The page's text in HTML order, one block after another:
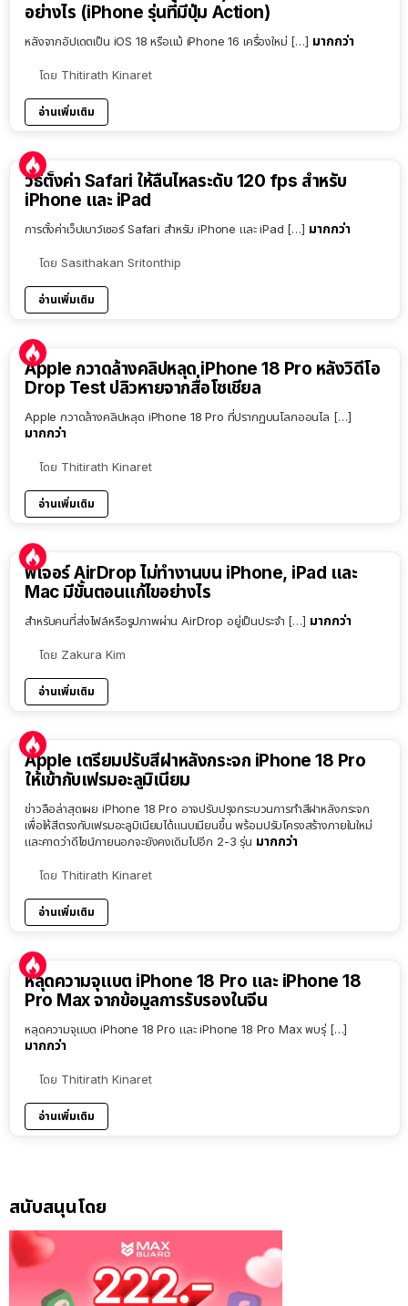
อย่างไร (iPhone รุ่นที่มีปุ่ม Action)
หลังจากอัปเดตเป็น iOS 18 หรือแม้ iPhone 16 เครื่องใหม่ […] มากกว่า
โดย Thitirath Kinaret
อ่านเพิ่มเติม
วิธีตั้งค่า Safari ให้ลื่นไหลระดับ 120 fps สำหรับ
iPhone และ iPad
การตั้งค่าเว็ปเบาว์เซอร์ Safari สำหรับ iPhone และ iPad […] มากกว่า
โดย Sasithakan Sritonthip
อ่านเพิ่มเติม
Apple กวาดล้างคลิปหลุด iPhone 18 Pro หลังวิดีโอ
Drop Test ปลิวหายจากสื่อโซเชียล
Apple กวาดล้างคลิปหลุด iPhone 18 Pro ที่ปรากฏบนโลกออนไล […]
มากกว่า
โดย Thitirath Kinaret
อ่านเพิ่มเติม
ฟีเจอร์ AirDrop ไม่ทำงานบน iPhone, iPad และ
Mac มีขั้นตอนแก้ไขอย่างไร
สำหรับคนที่ส่งไฟล์หรือรูปภาพผ่าน AirDrop อยู่เป็นประจำ […] มากกว่า
โดย Zakura Kim
อ่านเพิ่มเติม
Apple เตรียมปรับสีฝาหลังกระจก iPhone 18 Pro
ให้เข้ากับเฟรมอะลูมิเนียม
ข่าวลือล่าสุดเผย iPhone 18 Pro อาจปรับปรุงกระบวนการทำสีฝาหลังกระจก
เพื่อให้สีตรงกับเฟรมอะลูมิเนียมได้แนบเนียนขึ้น พร้อมปรับโครงสร้างภายในใหม่
และคาดว่าดีไซน์ภายนอกจะยังคงเดิมไปอีก 2-3 รุ่น มากกว่า
โดย Thitirath Kinaret
อ่านเพิ่มเติม
หลุดความจุแบต iPhone 18 Pro และ iPhone 18
Pro Max จากข้อมูลการรับรองในจีน
หลุดความจุแบต iPhone 18 Pro และ iPhone 18 Pro Max พบรุ่ […]
มากกว่า
โดย Thitirath Kinaret
อ่านเพิ่มเติม
สนับสนุนโดย